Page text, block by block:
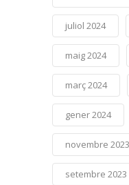
juliol 2024
maig 2024
març 2024
gener 2024
novembre 2023
setembre 2023